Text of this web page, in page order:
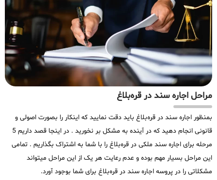
مراحل اجاره سند در قره‌بلاغ
بمنظور اجاره سند در قره‌بلاغ باید دقت نمایید که اینکار را بصورت اصولی و
قانونی انجام دهید که در آینده به مشکل بر نخورید . در اینجا قصد داریم 5
مرحله برای اجاره سند ملکی در قره‌بلاغ را با شما به اشتراک بگذاریم . تمامی
این مراحل بسیار مهم بوده و عدم رعایت هر یک از این مراحل میتواند
مشکلاتی را در پروسه اجاره سند در قره‌بلاغ برای شما بوجود آورد.